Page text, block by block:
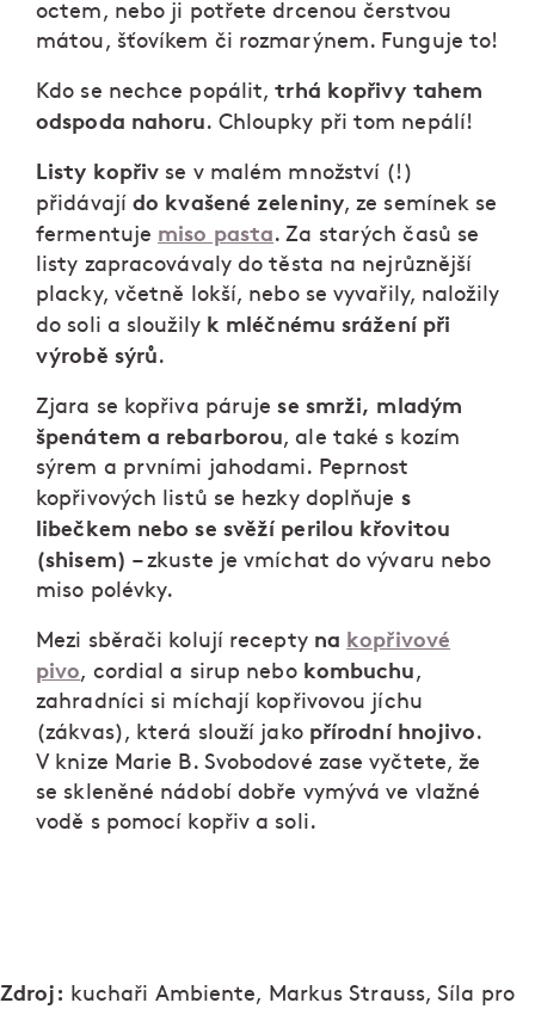
octem, nebo ji potřete drcenou čerstvou
mátou, šťovíkem či rozmarýnem. Funguje to!
Kdo se nechce popálit,trhá kopřivy tahem
odspoda nahoru. Chloupky při tom nepálí!
Listy kopřiv se v malém množství (!)
přidávajído kvašené zeleniny, ze semínek se
fermentuje miso pasta. Za starých časů se
listy zapracovávaly do těsta na nejrůznější
placky, včetně lokší, nebo se vyvařily, naložily
do soli a sloužily k mléčnému srážení při
výrobě sýrů.
Zjara se kopřiva párujese smrži, mladým
špenátem a rebarborou, ale také s kozím
sýrem a prvními jahodami. Peprnost
kopřivových listů se hezky doplňuje s
libečkem nebo se svěží perilou křovitou
(shisem) – zkuste je vmíchat do vývaru nebo
miso polévky.
Mezi sběrači kolují recepty na kopřivové
pivo, cordial a sirup nebo kombuchu,
zahradníci si míchají kopřivovou jíchu
(zákvas), která slouží jako přírodní hnojivo.
V knize Marie B. Svobodové zase vyčtete, že
se skleněné nádobí dobře vymývá ve vlažné
vodě s pomocí kopřiv a soli.
Zdroj: kuchaři Ambiente, Markus Strauss, Síla pro